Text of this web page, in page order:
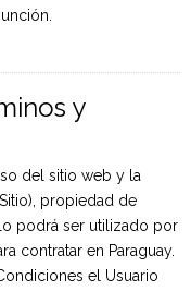
y
del sitio web y la
propiedad de
podrá ser utilizado por
contratar en Paraguay.
el Usuario